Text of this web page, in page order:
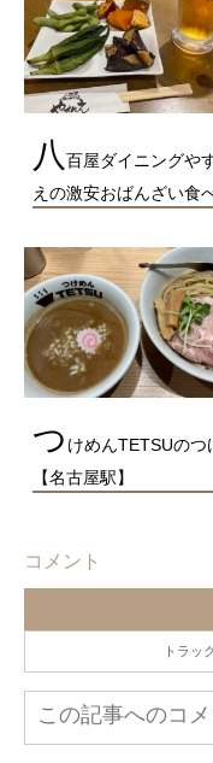
八百屋ダイニングや
えの激安おばんざい食
つ けめんTETSUのつ
【名古屋駅】
コメント
トラッ
この記事へのコ